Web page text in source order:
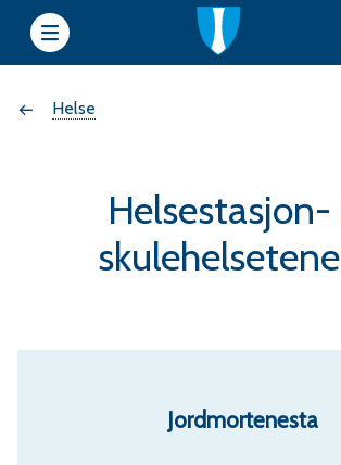
Du
Helse
Helsestasjon-
Jordmortenesta